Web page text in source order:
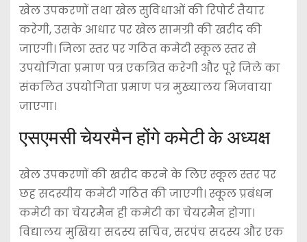
खेल उपकरणों तथा खेल सुविधाओं की रिपोर्ट तैयार
करेगी, उसके आधार पर खेल सामग्री की खरीद की
जाएगी। जिला स्तर पर गठित कमेटी स्कूल स्तर से
उपयोगिता प्रमाण पत्र एकत्रित करेगी और पूरे जिले का
संकलित उपयोगिता प्रमाण पत्र मुख्यालय भिजवाया
जाएगा।
एसएमसी चेयरमैन होंगे कमेटी के अध्यक्ष
खेल उपकरणों की खरीद करने के लिए स्कूल स्तर पर
छह सदस्यीय कमेटी गठित की जाएगी। स्कूल प्रबंधन
कमेटी का चेयरमैन ही कमेटी का चेयरमैन होगा।
विद्यालय मुखिया सदस्य सचिव, सरपंच सदस्य और एक